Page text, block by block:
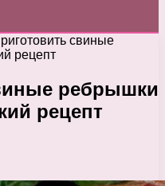
свиные
рецепт
ребрышки
рецепт